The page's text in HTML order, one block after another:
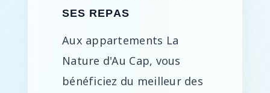
SES REPAS
Aux appartements La
Nature d'Au Cap, vous
bénéficiez du meilleur des